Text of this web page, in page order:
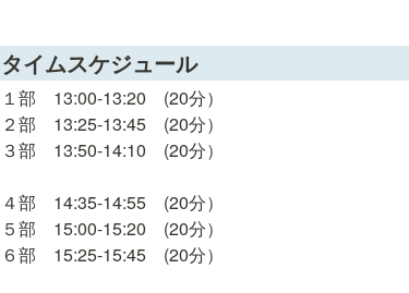
タイムスケジュール
１部　13:00-13:20　(20分）
２部　13:25-13:45　(20分）
３部　13:50-14:10　(20分）
４部　14:35-14:55　(20分）
５部　15:00-15:20　(20分）
６部　15:25-15:45　(20分）